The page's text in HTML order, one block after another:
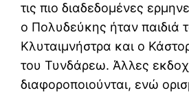
τις πιο διαδεδομένες
ο Πολυδεύκης ήταν παιδιά
Κλυταιμνήστρα και ο
του Τυνδάρεω. Άλλες
διαφοροποιούνται, ενώ